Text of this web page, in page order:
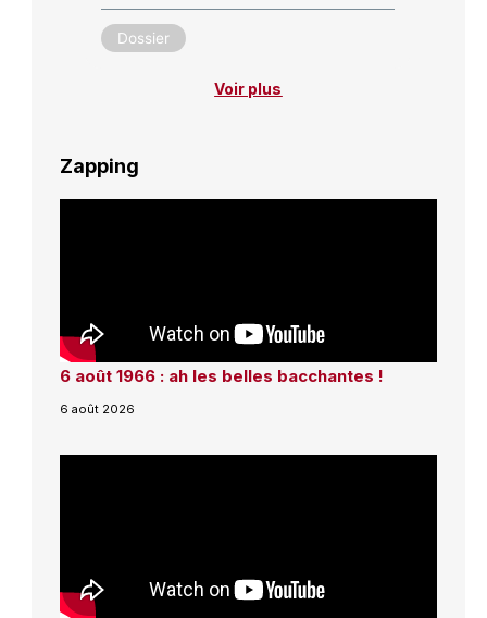
Dossier
Voir plus
Zapping
6 août 1966 : ah les belles bacchantes !
6 août 2026